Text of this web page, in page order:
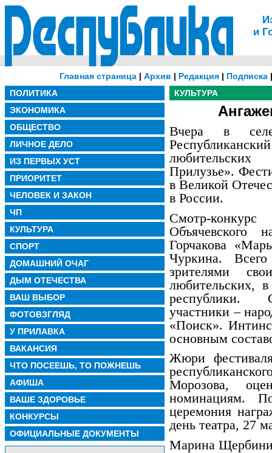
и
Главная страница | Архив | Редакция | Подписка
ПОЛИТИКА
ЭКОНОМИКА
ОБЩЕСТВО
ЛИЧНОЕ ДЕЛО
ИЗ ПЕРВЫХ УСТ
ПРИОРИТЕТ
ЧЕЛОВЕК И ЗАКОН
ЧП
КУЛЬТУРА
СПОРТ
ДОМАШНИЙ ОЧАГ
ДЫМ ОТЕЧЕСТВА
ВАШ ВЫБОР
ФОТОВЗГЛЯД
У ПРИЛАВКА
ВАКАНСИЯ
ЧТО ПОСЕЕШЬ, ТО ПОЖНЕШЬ
АФИША
ВАШЕ ЗДОРОВЬЕ
КОНКУРСЫ
ОФИЦИАЛЬНЫЕ ДОКУМЕНТЫ
КУЛЬТУРА
Вчера в
Прилузье».
в Великой
в России.
Смотр-
Объячевского
Горчакова
Чуркина.
зрителями
любительских,
республики.
участники –
«Поиск».
основным
Жюри
Морозова,
номинациям.
церемония
день театра, 27
Марина